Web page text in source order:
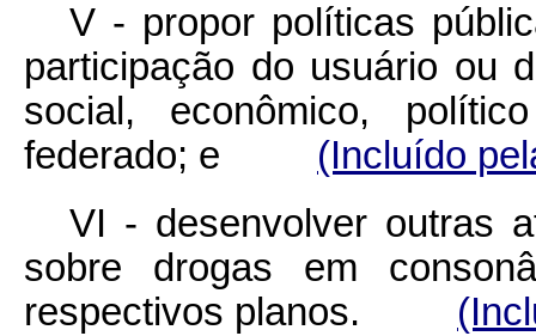
V - propor políticas
participação do usuário ou
social, econômico,
federado; e (Incluído
VI - desenvolver outras
sobre drogas em
respectivos planos.